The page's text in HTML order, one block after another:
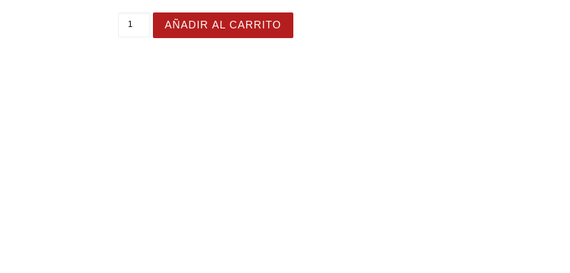
Vaso Térmico para Zumo, Vino, Té con Divertidos Gatos en Cajas con fondo de
AÑADIR AL CARRITO